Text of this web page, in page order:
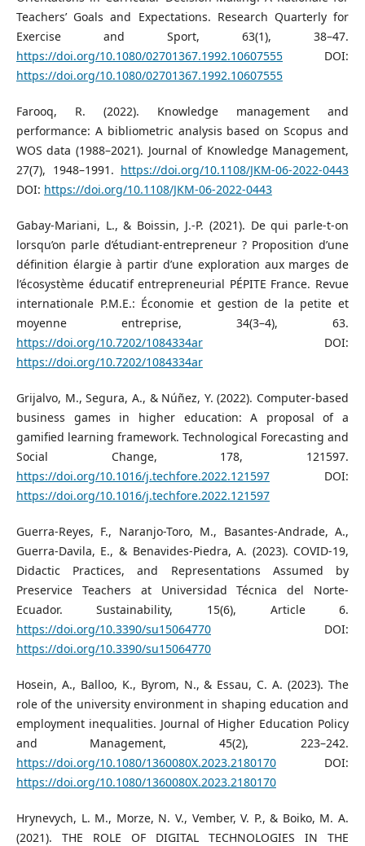
Teachers’ Goals and Expectations. Research Quarterly for
Exercise and Sport, 63(1), 38–47.
https://doi.org/10.1080/02701367.1992.10607555DOI:
https://doi.org/10.1080/02701367.1992.10607555
Farooq, R. (2022). Knowledge management and
performance: A bibliometric analysis based on Scopus and
WOS data (1988–2021). Journal of Knowledge Management,
27(7), 1948–1991. https://doi.org/10.1108/JKM-06-2022-0443
DOI: https://doi.org/10.1108/JKM-06-2022-0443
Gabay-Mariani, L., & Boissin, J.-P. (2021). De qui parle-t-on
lorsqu’on parle d’étudiant-entrepreneur ? Proposition d’une
définition élargie à partir d’une exploration aux marges de
l’écosystème éducatif entrepreneurial PÉPITE France. Revue
internationale P.M.E.: Économie et gestion de la petite et
moyenne entreprise, 34(3–4), 63.
https://doi.org/10.7202/1084334arDOI:
https://doi.org/10.7202/1084334ar
Grijalvo, M., Segura, A., & Núñez, Y. (2022). Computer-based
business games in higher education: A proposal of a
gamified learning framework. Technological Forecasting and
Social Change, 178, 121597.
https://doi.org/10.1016/j.techfore.2022.121597DOI:
https://doi.org/10.1016/j.techfore.2022.121597
Guerra-Reyes, F., Naranjo-Toro, M., Basantes-Andrade, A.,
Guerra-Davila, E., & Benavides-Piedra, A. (2023). COVID-19,
Didactic Practices, and Representations Assumed by
Preservice Teachers at Universidad Técnica del Norte-
Ecuador. Sustainability, 15(6), Article 6.
https://doi.org/10.3390/su15064770DOI:
https://doi.org/10.3390/su15064770
Hosein, A., Balloo, K., Byrom, N., & Essau, C. A. (2023). The
role of the university environment in shaping education and
employment inequalities. Journal of Higher Education Policy
and Management, 45(2), 223–242.
https://doi.org/10.1080/1360080X.2023.2180170DOI:
https://doi.org/10.1080/1360080X.2023.2180170
Hrynevych, L. M., Morze, N. V., Vember, V. P., & Boiko, M. A.
(2021). THE ROLE OF DIGITAL TECHNOLOGIES IN THE